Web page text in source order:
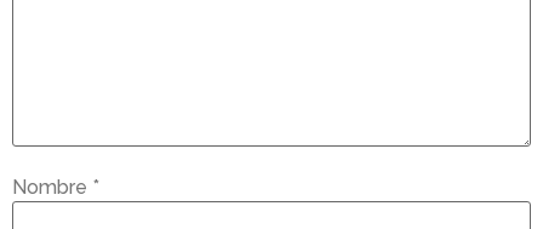
Nombre *